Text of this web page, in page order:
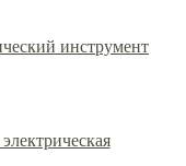
инструмент